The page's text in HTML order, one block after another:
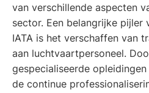
van verschillende aspecten
sector. Een belangrijke pijler
IATA is het verschaffen van
aan luchtvaartpersoneel.
gespecialiseerde
de continue